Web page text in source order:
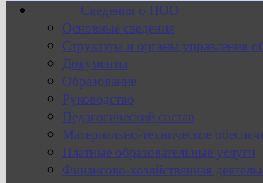
Сведения о ПОО
Основные сведения
Структура и органы управления
Документы
Образование
Руководство
Педагогический состав
Материально-техническое
Платные образовательные услуги
Финансово-хозяйственная